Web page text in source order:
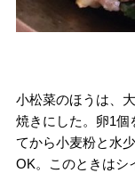
小松菜のほうは、
焼きにした。卵1個
てから小麦粉と水
OK。このときはシ